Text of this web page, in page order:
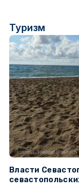
Туризм
Власти